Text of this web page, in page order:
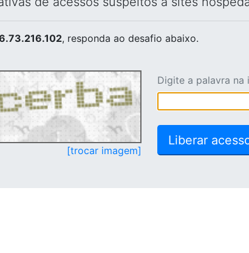
, responda ao desafio abaixo.
[trocar imagem]
Digite a palavra na